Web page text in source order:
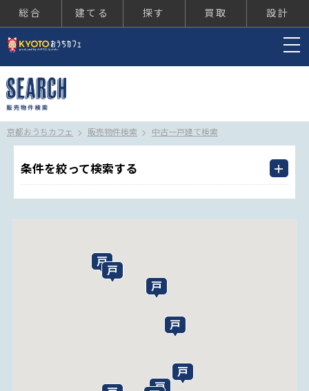
総合 建てる 探す 買取 設計
京都おうちカフェ 販売物件検索 中古一戸建て検索
条件を絞って検索する